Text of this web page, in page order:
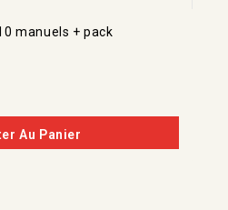
manuels + pack
Au Panier